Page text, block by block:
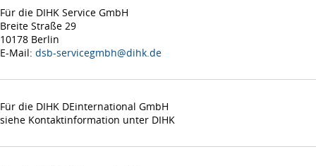
Für die DIHK Service GmbH
Breite Straße 29
10178 Berlin
E-Mail: dsb-servicegmbh@dihk.de
Für die DIHK DEinternational GmbH
siehe Kontaktinformation unter DIHK